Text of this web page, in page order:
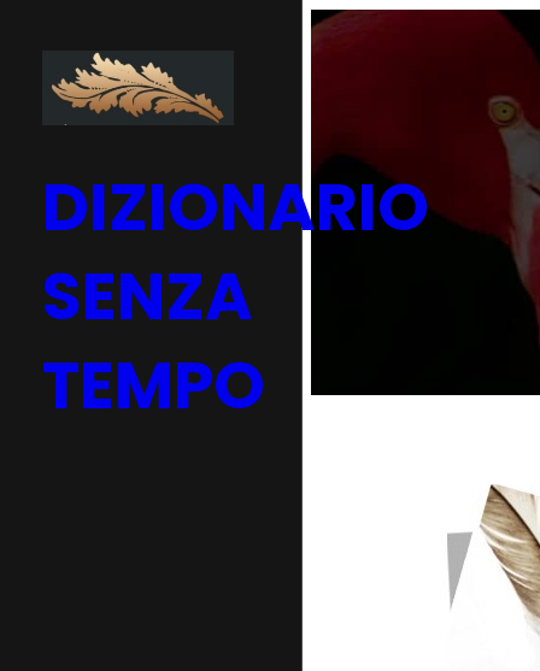
contenuto
DIZIONARIO
SENZA
TEMPO